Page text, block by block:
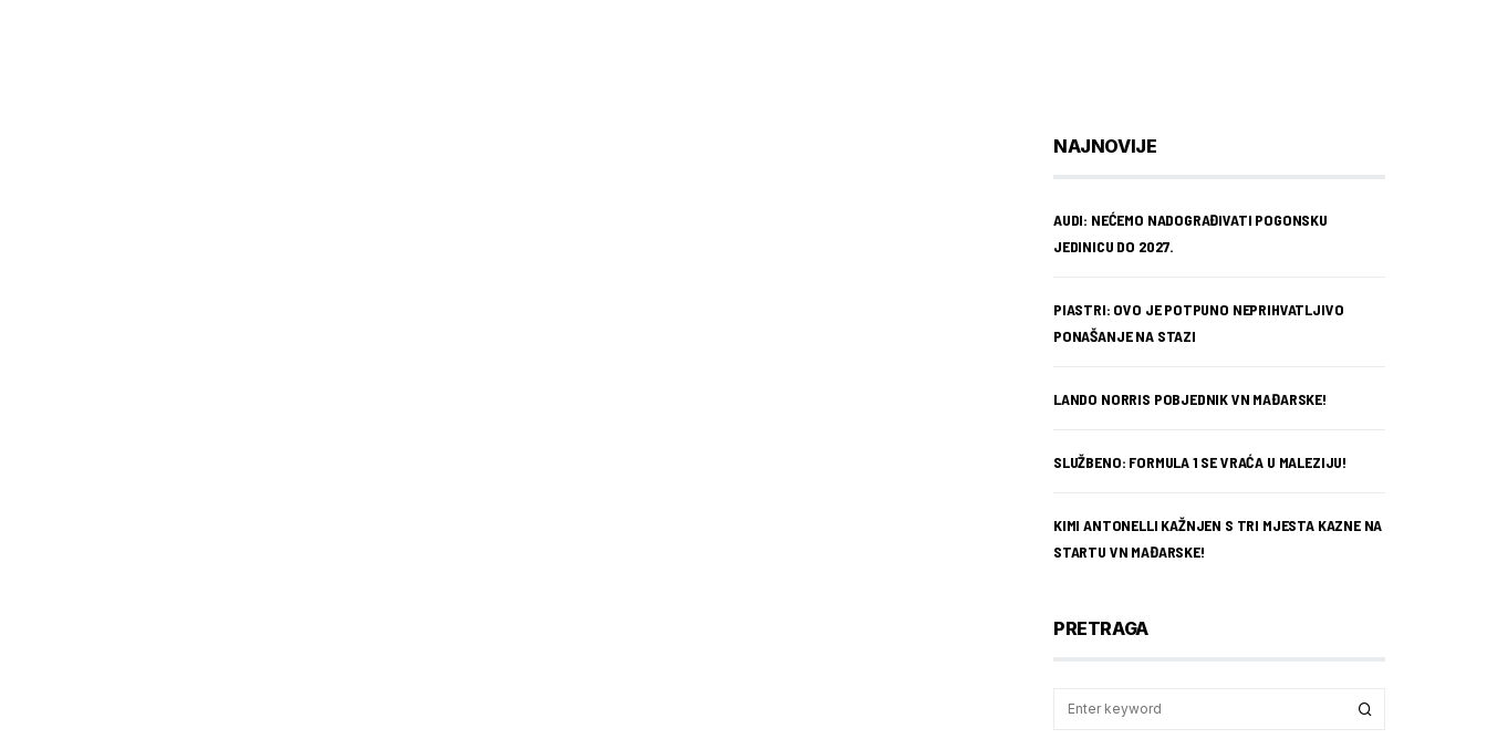
NAJNOVIJE
AUDI: NEĆEMO NADOGRAĐIVATI POGONSKU
JEDINICU DO 2027.
PIASTRI: OVO JE POTPUNO NEPRIHVATLJIVO
PONAŠANJE NA STAZI
LANDO NORRIS POBJEDNIK VN MAĐARSKE!
SLUŽBENO: FORMULA 1 SE VRAĆA U MALEZIJU!
KIMI ANTONELLI KAŽNJEN S TRI MJESTA KAZNE NA
STARTU VN MAĐARSKE!
PRETRAGA